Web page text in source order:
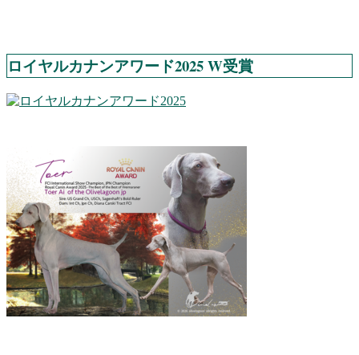
ロイヤルカナンアワード2025 W受賞